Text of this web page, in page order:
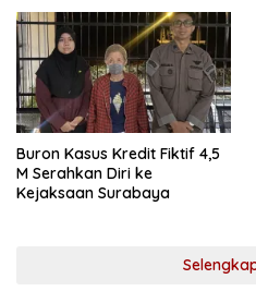
Buron Kasus Kredit Fiktif 4,5
M Serahkan Diri ke
Kejaksaan Surabaya